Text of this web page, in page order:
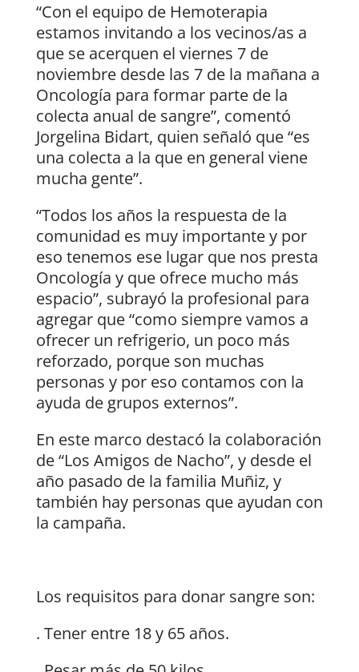
“Con el equipo de Hemoterapia
estamos invitando a los vecinos/as a
que se acerquen el viernes 7 de
noviembre desde las 7 de la mañana a
Oncología para formar parte de la
colecta anual de sangre”, comentó
Jorgelina Bidart, quien señaló que “es
una colecta a la que en general viene
mucha gente”.
“Todos los años la respuesta de la
comunidad es muy importante y por
eso tenemos ese lugar que nos presta
Oncología y que ofrece mucho más
espacio”, subrayó la profesional para
agregar que “como siempre vamos a
ofrecer un refrigerio, un poco más
reforzado, porque son muchas
personas y por eso contamos con la
ayuda de grupos externos”.
En este marco destacó la colaboración
de “Los Amigos de Nacho”, y desde el
año pasado de la familia Muñiz, y
también hay personas que ayudan con
la campaña.
Los requisitos para donar sangre son:
. Tener entre 18 y 65 años.